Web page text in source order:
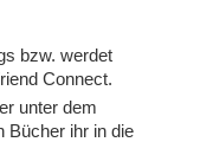
bzw. werdet
Connect.
unter dem
Bücher ihr in die